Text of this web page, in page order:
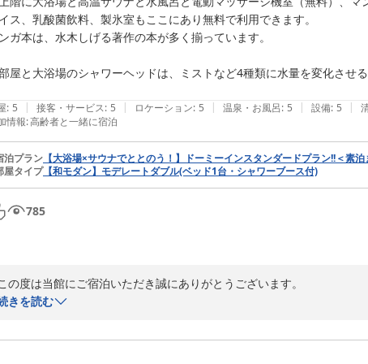
ス、乳酸菌飲料、製氷室もここにあり無料で利用できます。
ガ本は、水木しげる著作の本が多く揃っています。
屋と大浴場のシャワーヘッドは、ミストなど4種類に水量を変化させ
: 5 | 接客・サービス: 5 | ロケーション: 5 | 温泉・お風呂: 5 | 設備: 5 |
情報:高齢者と一緒に宿泊
泊プラン 【大浴場×サウナでととのう！】ドーミーインスタンダードプラン!!＜素泊
屋タイプ【和モダン】モデレートダブル(ベッド1台・シャワーブース付)
785
の度は当館にご宿泊いただき誠にありがとうございます。
投稿よりお客様がご滞在中ご満足いただけたご様子が伺え、大変嬉し
れからもより多くのお客様に安心してお過ごしいただけますよう設備
きを読む